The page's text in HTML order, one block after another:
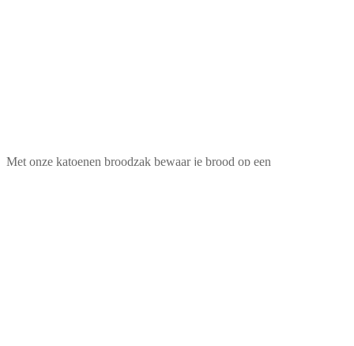
Met onze katoenen broodzak bewaar je brood op een